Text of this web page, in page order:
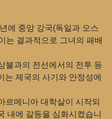
에 중앙 강국(독일과 오스
는 결과적으로 그녀의 패배
블과의 전선에서의 전투 등
는 제국의 사기와 안정성에
르메니아 대학살이 시작되
내에 갈등을 심화시켰습니